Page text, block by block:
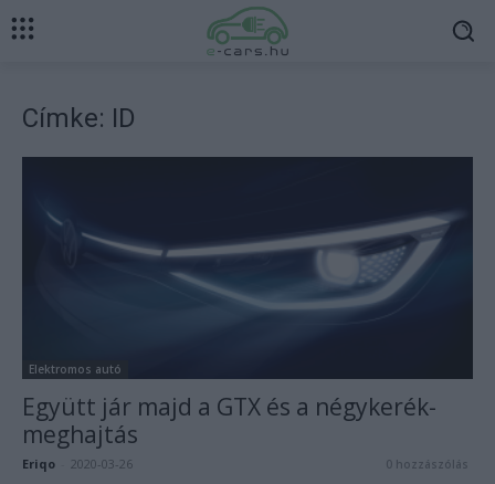
Címke: ID
Elektromos autó
Együtt jár majd a GTX és a négykerék-
meghajtás
Eriqo 2020-03-26 0 hozzászólás